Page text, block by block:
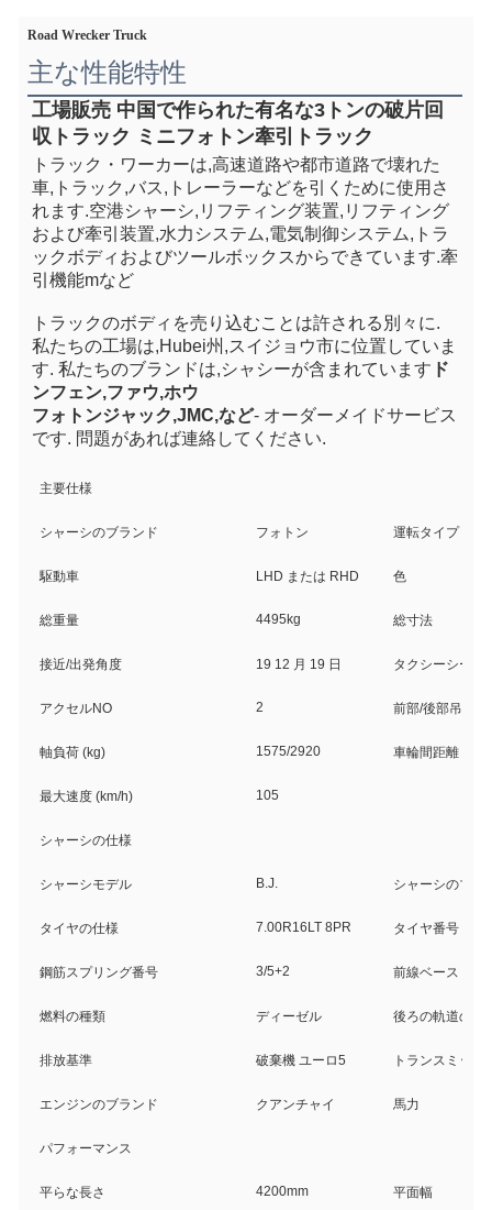
Road Wrecker Truck
主な性能特性
工場販売 中国で作られた有名な3トンの破片回
収トラック ミニフォトン牽引トラック
トラック・ワーカーは,高速道路や都市道路で壊れた
車,トラック,バス,トレーラーなどを引くために使用さ
れます.空港シャーシ,リフティング装置,リフティング
および牽引装置,水力システム,電気制御システム,トラ
ックボディおよびツールボックスからできています.牽
引機能mなど
トラックのボディを売り込むことは許される 別々に.
私たちの工場は,Hubei州,スイジョウ市に位置していま
す. 私たちのブランドは,シャシーが含まれています ド
ンフェン,ファウ,ホウ
フォトンジャック,JMC,など- オーダーメイドサービス
です. 問題があれば連絡してください.
主要仕様
シャーシのブランド フォトン 運転タイプ
駆動車 LHD または RHD 色
総重量 4495kg 総寸法
接近/出発角度 19 12 月 19 日 タクシーシート
アクセルNO 2 前部/後部吊り
軸負荷 (kg) 1575/2920 車輪間距離
最大速度 (km/h) 105
シャーシの仕様
シャーシモデル B.J. シャーシのブラ
タイヤの仕様 7.00R16LT 8PR タイヤ番号
鋼筋スプリング番号 3/5+2 前線ベース (mm)
燃料の種類 ディーゼル 後ろの軌道のベ
排放基準 破棄機 ユーロ5 トランスミッシ
エンジンのブランド クアンチャイ 馬力
パフォーマンス
平らな長さ 4200mm 平面幅